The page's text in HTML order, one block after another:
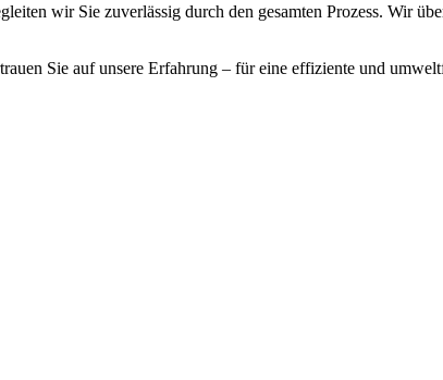
wir Sie zuverlässig durch den gesamten Prozess. Wir
Sie auf unsere Erfahrung – für eine effiziente und